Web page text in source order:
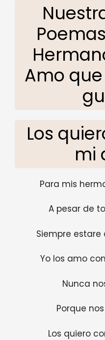
Amo
Los
mi
Para mis
A pesar de
Siempre
Yo los amo
Nunca
Porque
Los quiero